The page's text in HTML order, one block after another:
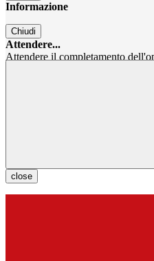
Informazione
Chiudi
Attendere...
Attendere il completamento
close